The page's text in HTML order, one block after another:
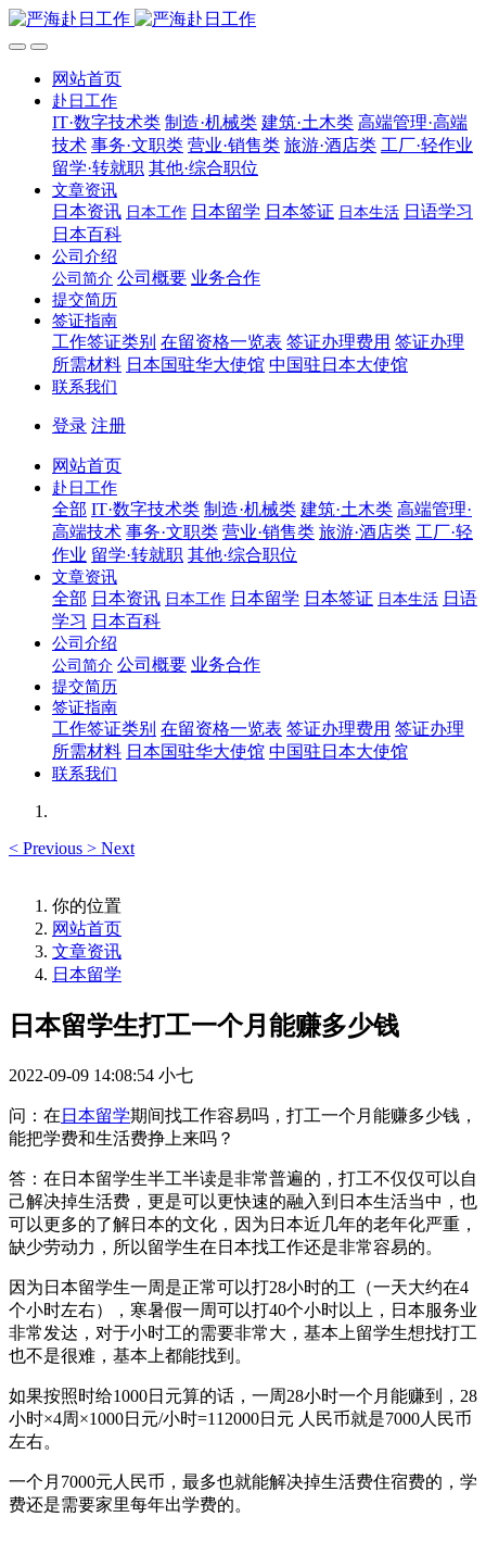
网站首页
赴日工作
IT·数字技术类 制造·机械类 建筑·土木类 高端管理·高端
技术 事务·文职类 营业·销售类 旅游·酒店类 工厂·轻作业
留学·转就职 其他·综合职位
文章资讯
日本资讯 日本工作 日本留学 日本签证 日本生活 日语学习
日本百科
公司介绍
公司简介 公司概要 业务合作
提交简历
签证指南
工作签证类别 在留资格一览表 签证办理费用 签证办理
所需材料 日本国驻华大使馆 中国驻日本大使馆
联系我们
登录 注册
网站首页
赴日工作
全部 IT·数字技术类 制造·机械类 建筑·土木类 高端管理·
高端技术 事务·文职类 营业·销售类 旅游·酒店类 工厂·轻
作业 留学·转就职 其他·综合职位
文章资讯
全部 日本资讯 日本工作 日本留学 日本签证 日本生活 日语
学习 日本百科
公司介绍
公司简介 公司概要 业务合作
提交简历
签证指南
工作签证类别 在留资格一览表 签证办理费用 签证办理
所需材料 日本国驻华大使馆 中国驻日本大使馆
联系我们
< Previous > Next
你的位置
网站首页
文章资讯
日本留学
日本留学生打工一个月能赚多少钱
2022-09-09 14:08:54 小七
问：在 日本留学期间找工作容易吗，打工一个月能赚多少钱，
能把学费和生活费挣上来吗？
答：在日本留学生半工半读是非常普遍的，打工不仅仅可以自
己解决掉生活费，更是可以更快速的融入到日本生活当中，也
可以更多的了解日本的文化，因为日本近几年的老年化严重，
缺少劳动力，所以留学生在日本找工作还是非常容易的。
因为日本留学生一周是正常可以打28小时的工（一天大约在4
个小时左右），寒暑假一周可以打40个小时以上，日本服务业
非常发达，对于小时工的需要非常大，基本上留学生想找打工
也不是很难，基本上都能找到。
如果按照时给1000日元算的话，一周28小时一个月能赚到，28
小时×4周×1000日元/小时=112000日元 人民币就是7000人民币
左右。
一个月7000元人民币，最多也就能解决掉生活费住宿费的，学
费还是需要家里每年出学费的。